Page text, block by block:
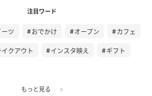
注目ワード
ーツ おでかけ オープン カフェ
イクアウト インスタ映え ギフト
もっと見る